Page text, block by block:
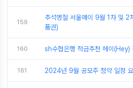
159
추석명절 서울페이 9월 1차 및 2
품권)
160 sh수협은행 적금추천 헤이(Hey)
161 2024년 9월 공모주 청약 일정